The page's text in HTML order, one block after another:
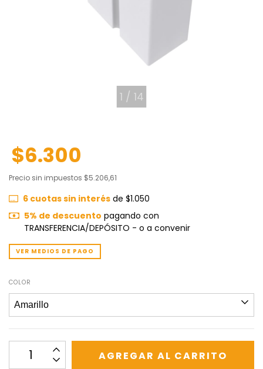
1 / 14
$6.300
Precio sin impuestos $5.206,61
6cuotas sin interésde $1.050
5% de descuento pagando con
TRANSFERENCIA/DEPÓSITO - o a convenir
VER MEDIOS DE PAGO
COLOR